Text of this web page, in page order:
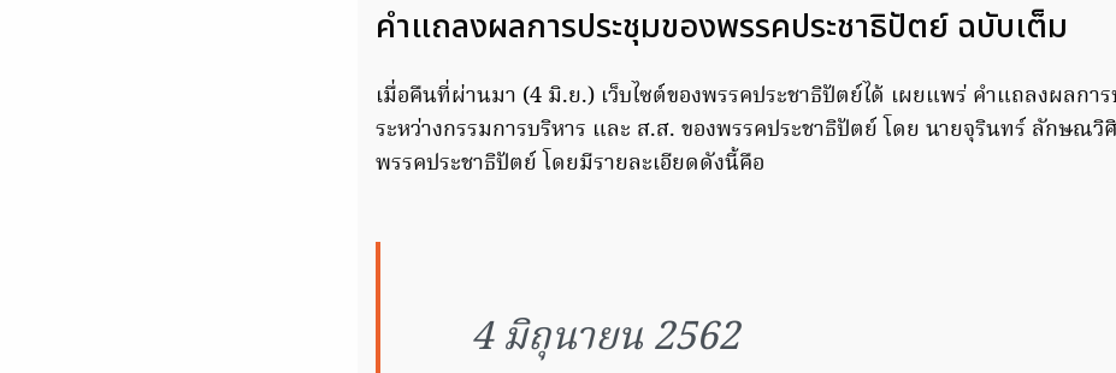
คำแถลงผลการประชุมของพรรคประชาธิปัตย์ ฉบับเต็ม
เมื่อคืนที่ผ่านมา (4 มิ.ย.) เว็บไซต์ของพรรคประชาธิปัตย์ได้ เผยแพร่ คำแถลงผลกา
ระหว่างกรรมการบริหาร และ ส.ส. ของพรรคประชาธิปัตย์ โดย นายจุรินทร์ ลักษณ
พรรคประชาธิปัตย์ โดยมีรายละเอียดดังนี้คือ
4 มิถุนายน 2562